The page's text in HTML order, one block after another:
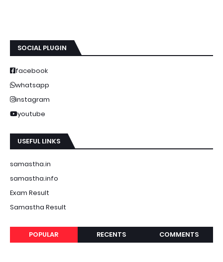
SOCIAL PLUGIN
facebook
whatsapp
instagram
youtube
USEFUL LINKS
samastha.in
samastha.info
Exam Result
Samastha Result
POPULAR RECENTS COMMENTS